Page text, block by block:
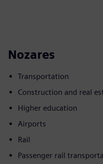
Nozares
Transportation
Construction and real
Higher education
Airports
Rail
Passenger rail